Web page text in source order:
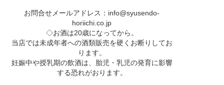
お問合せメールアドレス： info@syusendo-
horiichi.co.jp
◇お酒は20歳になってから。
当店では未成年者への酒類販売を硬くお断りしてお
ります。
妊娠中や授乳期の飲酒は、胎児・乳児の発育に影響
する恐れがおります。